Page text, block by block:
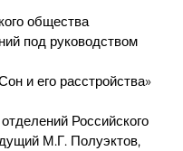
общества
под руководством
и его расстройства»
Российского
М.Г. Полуэктов,